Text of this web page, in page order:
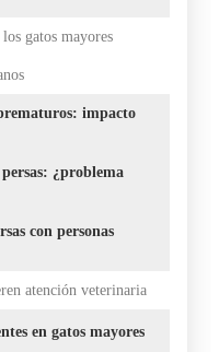
gatos mayores
impacto
¿problema
con personas
atención veterinaria
en gatos mayores